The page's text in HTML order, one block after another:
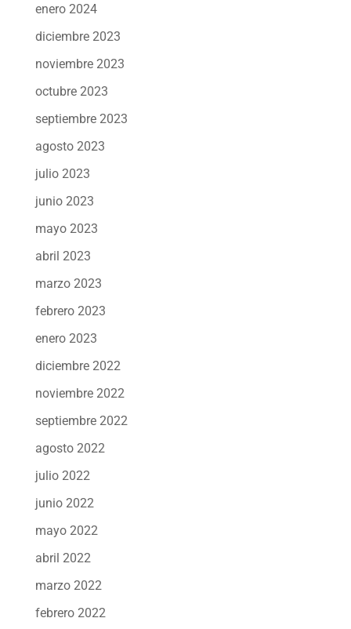
enero 2024
diciembre 2023
noviembre 2023
octubre 2023
septiembre 2023
agosto 2023
julio 2023
junio 2023
mayo 2023
abril 2023
marzo 2023
febrero 2023
enero 2023
diciembre 2022
noviembre 2022
septiembre 2022
agosto 2022
julio 2022
junio 2022
mayo 2022
abril 2022
marzo 2022
febrero 2022